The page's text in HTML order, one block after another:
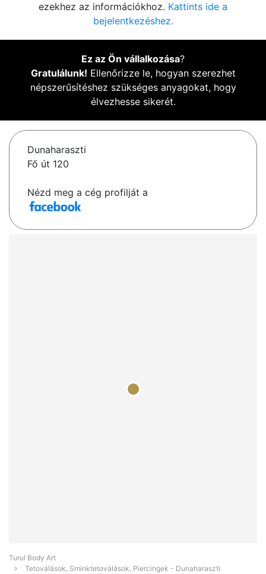
ezekhez az információkhoz. Kattints ide a
bejelentkezéshez.
Ez az Ön vállalkozása?
Gratulálunk! Ellenőrizze le, hogyan szerezhet
népszerűsítéshez szükséges anyagokat, hogy
élvezhesse sikerét.
Dunaharaszti
Fő út 120
Nézd meg a cég profilját a
Turul Body Art
Tetoválások, Sminktetoválások, Piercingek - Dunaharaszti